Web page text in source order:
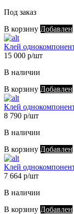
Под заказ
В корзину Добавлен
Клей
15 000 р/шт
В наличии
В корзину Добавлен
Клей
8 790 р/шт
В наличии
В корзину Добавлен
Клей
7 664 р/шт
В наличии
В корзину Добавлен